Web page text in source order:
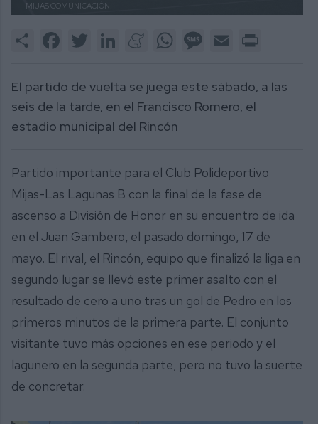
MIJAS COMUNICACIÓN
Share FacebookTwitter LinkedInMeneameWhatsAppMessage
Email
El partido de vuelta se juega este sábado, a las
seis de la tarde, en el Francisco Romero, el
estadio municipal del Rincón
Partido importante para el Club Polideportivo
Mijas-Las Lagunas B con la final de la fase de
ascenso a División de Honor en su encuentro de ida
en el Juan Gambero, el pasado domingo, 17 de
mayo. El rival, el Rincón, equipo que finalizó la liga en
segundo lugar se llevó este primer asalto con el
resultado de cero a uno tras un gol de Pedro en los
primeros minutos de la primera parte. El conjunto
visitante tuvo más opciones en ese periodo y el
lagunero en la segunda parte, pero no tuvo la suerte
de concretar.